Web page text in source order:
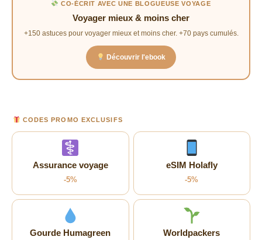
CO-ÉCRIT AVEC UNE BLOGUEUSE VOYAGE
Voyager mieux & moins cher
+150 astuces pour voyager mieux et moins cher. +70 pays cumulés.
Découvrir l'ebook
CODES PROMO EXCLUSIFS
Assurance voyage
-5%
eSIM Holafly
-5%
Gourde Humagreen Worldpackers